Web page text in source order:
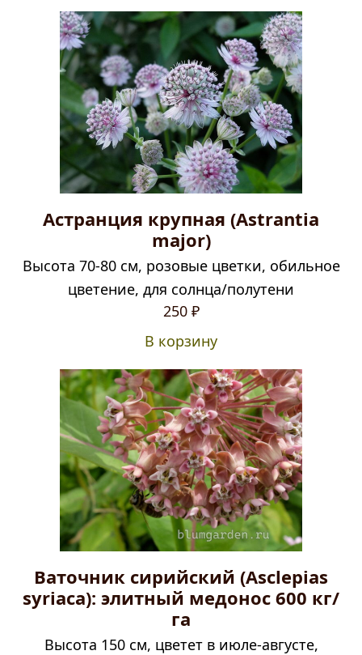
Астранция крупная (Astrantia
major)
Высота 70-80 см, розовые цветки, обильное
цветение, для солнца/полутени
250 ₽
В корзину
Ваточник сирийский (Asclepias
syriaca): элитный медонос 600 кг/
га
Высота 150 см, цветет в июле-августе,